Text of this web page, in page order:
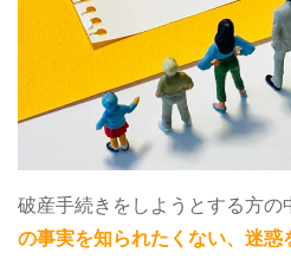
破産手続きをしようとする方の
の事実を知られたくない、迷惑